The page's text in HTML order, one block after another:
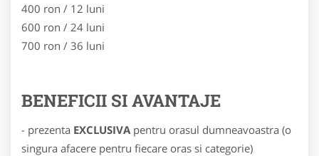
400 ron / 12 luni
600 ron / 24 luni
700 ron / 36 luni
BENEFICII SI AVANTAJE
- prezenta EXCLUSIVA pentru orasul dumneavoastra (o
singura afacere pentru fiecare oras si categorie)